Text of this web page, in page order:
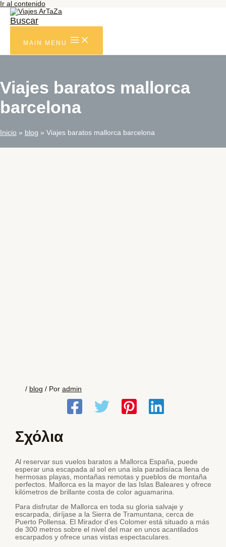
Ir al contenido
Buscar
MAIN MENU
Viajes baratos mallorca
barcelona
Inicio blog Viajes baratos mallorca barcelona
/ blog / Por admin
Σχόλια
Al reservar sus vuelos baratos a Mallorca España, puede
esperar una escapada al sol en una isla paradisíaca llena de
hermosas playas, montañas remotas y pueblos de montaña
perfectos. Mallorca es la mayor de las Islas Baleares y ofrece
kilómetros de brillante costa de color aguamarina.
Para disfrutar de Mallorca en toda su gloria salvaje y
escarpada, diríjase a la Sierra de Tramuntana, cerca de
Puerto Pollensa. El Mirador d’es Colomer está situado a más
de 300 metros sobre el nivel del mar en unos acantilados
escarpados y ofrece unas vistas espectaculares.